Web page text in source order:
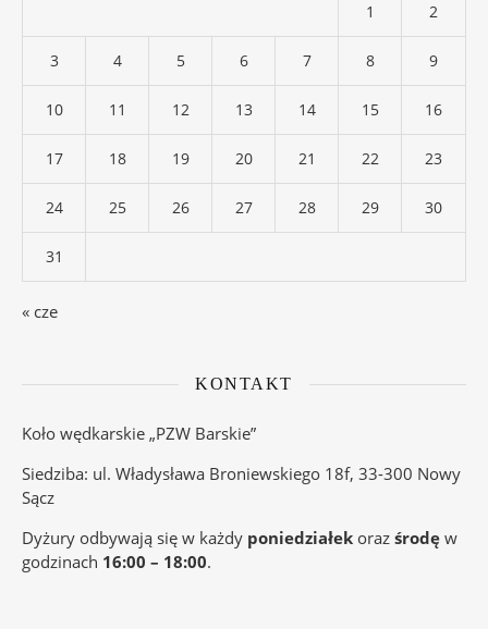
1 2
3 4 5 6 7 8 9
10 11 12 13 14 15 16
17 18 19 20 21 22 23
24 25 26 27 28 29 30
31
« cze
KONTAKT
Koło wędkarskie „PZW Barskie”
Siedziba: ul. Władysława Broniewskiego 18f, 33-300 Nowy
Sącz
Dyżury odbywają się w każdy poniedziałek oraz środę w
godzinach 16:00 – 18:00.